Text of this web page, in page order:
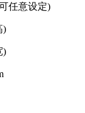
任意设定)
)
)